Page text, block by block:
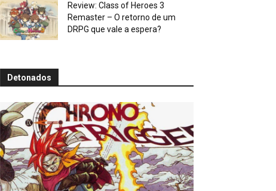
Review: Class of Heroes 3
Remaster – O retorno de um
DRPG que vale a espera?
Detonados